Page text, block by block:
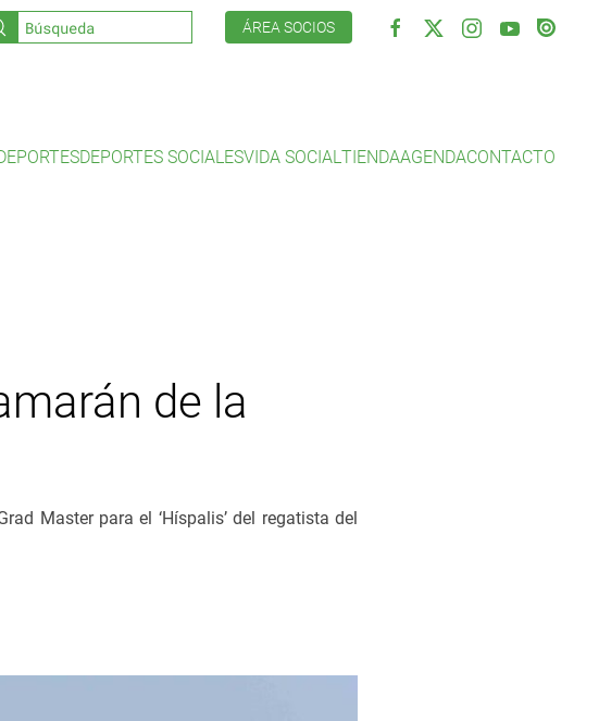
ÁREA SOCIOS
DEPORTES SOCIALESVIDA SOCIALTIENDAAGENDACONTACTO
de la
Master para el ‘Híspalis’ del regatista del